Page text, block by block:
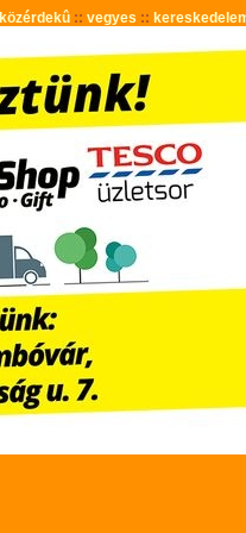
közérdekû:: vegyes ::